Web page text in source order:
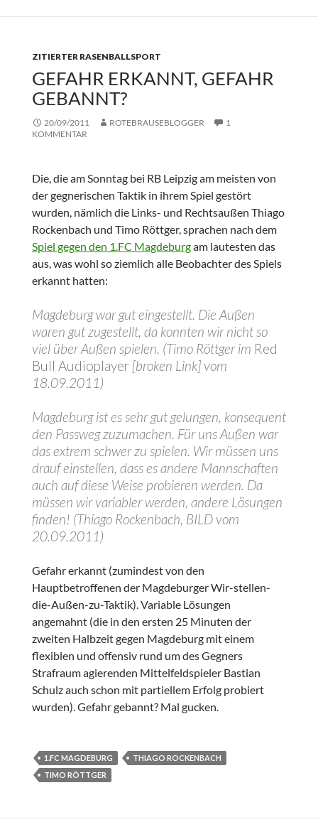
ZITIERTER RASENBALLSPORT
GEFAHR ERKANNT, GEFAHR
GEBANNT?
20/09/2011 ROTEBRAUSEBLOGGER
1
KOMMENTAR
Die, die am Sonntag bei RB Leipzig am meisten von
der gegnerischen Taktik in ihrem Spiel gestört
wurden, nämlich die Links- und Rechtsaußen Thiago
Rockenbach und Timo Röttger, sprachen nach dem
Spiel gegen den 1.FC Magdeburgam lautesten das
aus, was wohl so ziemlich alle Beobachter des Spiels
erkannt hatten:
Magdeburg war gut eingestellt. Die Außen
waren gut zugestellt, da konnten wir nicht so
viel über Außen spielen. (Timo Röttger im Red
Bull Audioplayer[broken Link] vom
18.09.2011)
Magdeburg ist es sehr gut gelungen, konsequent
den Passweg zuzumachen. Für uns Außen war
das extrem schwer zu spielen. Wir müssen uns
drauf einstellen, dass es andere Mannschaften
auch auf diese Weise probieren werden. Da
müssen wir variabler werden, andere Lösungen
finden! (Thiago Rockenbach, BILD vom
20.09.2011)
Gefahr erkannt (zumindest von den
Hauptbetroffenen der Magdeburger Wir-stellen-
die-Außen-zu-Taktik). Variable Lösungen
angemahnt (die in den ersten 25 Minuten der
zweiten Halbzeit gegen Magdeburg mit einem
flexiblen und offensiv rund um des Gegners
Strafraum agierenden Mittelfeldspieler Bastian
Schulz auch schon mit partiellem Erfolg probiert
wurden). Gefahr gebannt? Mal gucken.
1.FC MAGDEBURG
THIAGO ROCKENBACH
TIMO RÖTTGER